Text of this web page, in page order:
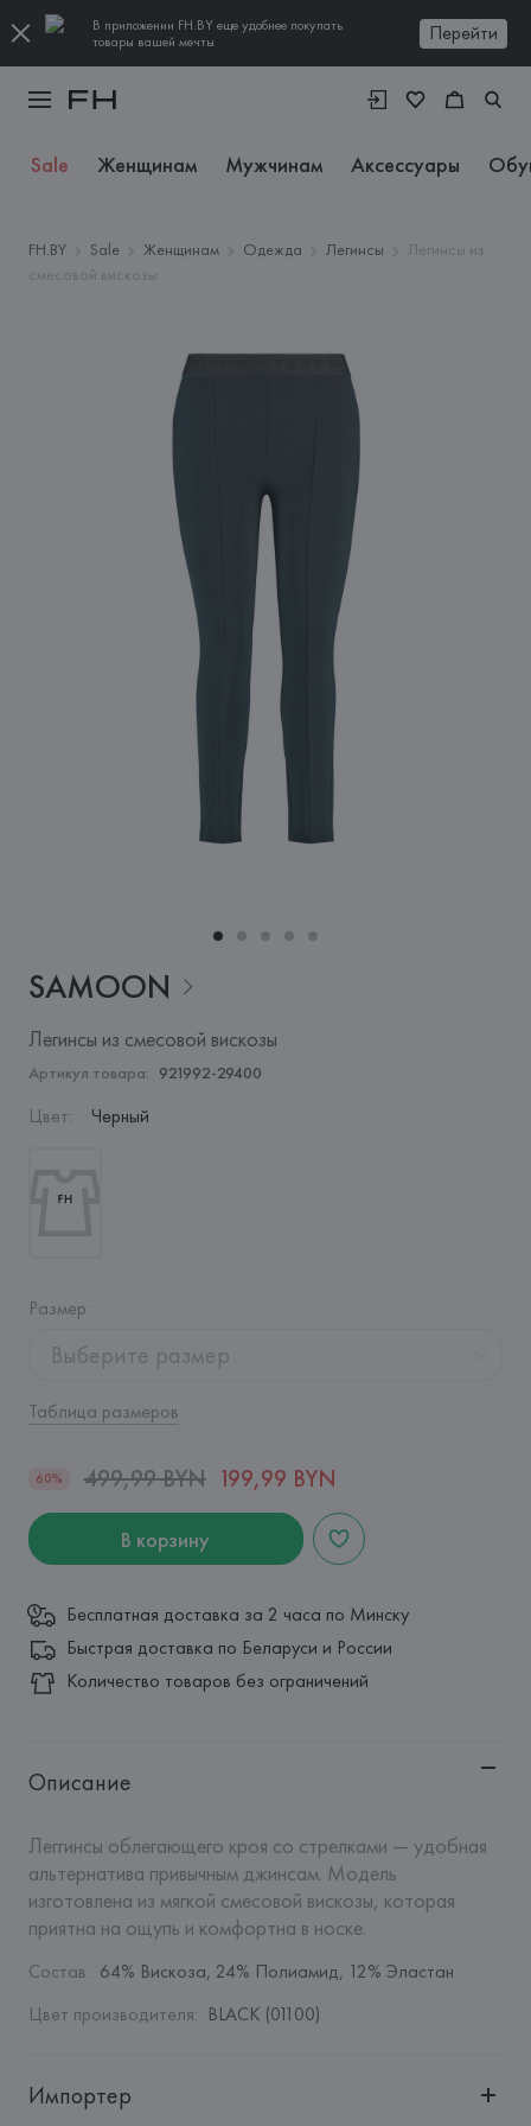
В приложении FH.BY еще удобнее покупать
товары вашей мечты
Перейти
Sale Женщинам Мужчинам Аксессуары
FH.BY Sale Женщинам Одежда Легинсы
Легинсы из
смесовой вискозы
SAMOON
Легинсы из смесовой вискозы
Артикул товара: 921992-29400
Цвет: Черный
Размер:
Выберите размер
Таблица размеров
60% 499,99 BYN 199,99 BYN
В корзину
Бесплатная доставка за 2 часа по Минску
Быстрая доставка по Беларуси и России
Количество товаров без ограничений
Описание
Леггинсы облегающего кроя со стрелками — удобная
альтернатива привычным джинсам. Модель
изготовлена из мягкой смесовой вискозы, которая
приятна на ощупь и комфортна в носке.
Состав: 64% Вискоза, 24% Полиамид, 12% Эластан
Цвет производителя: BLACK (01100)
Импортер